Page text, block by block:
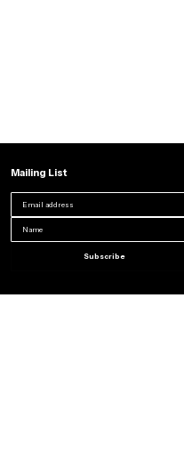
Mailing List
Subscribe